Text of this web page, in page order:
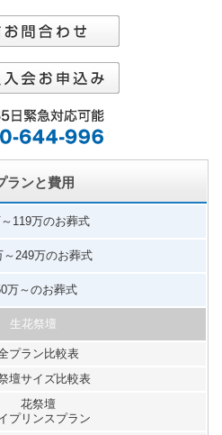
ランと費用
119万のお葬式
～249万のお葬式
万～のお葬式
生花祭壇
プラン比較表
壇サイズ比較表
花祭壇
プリンスプラン